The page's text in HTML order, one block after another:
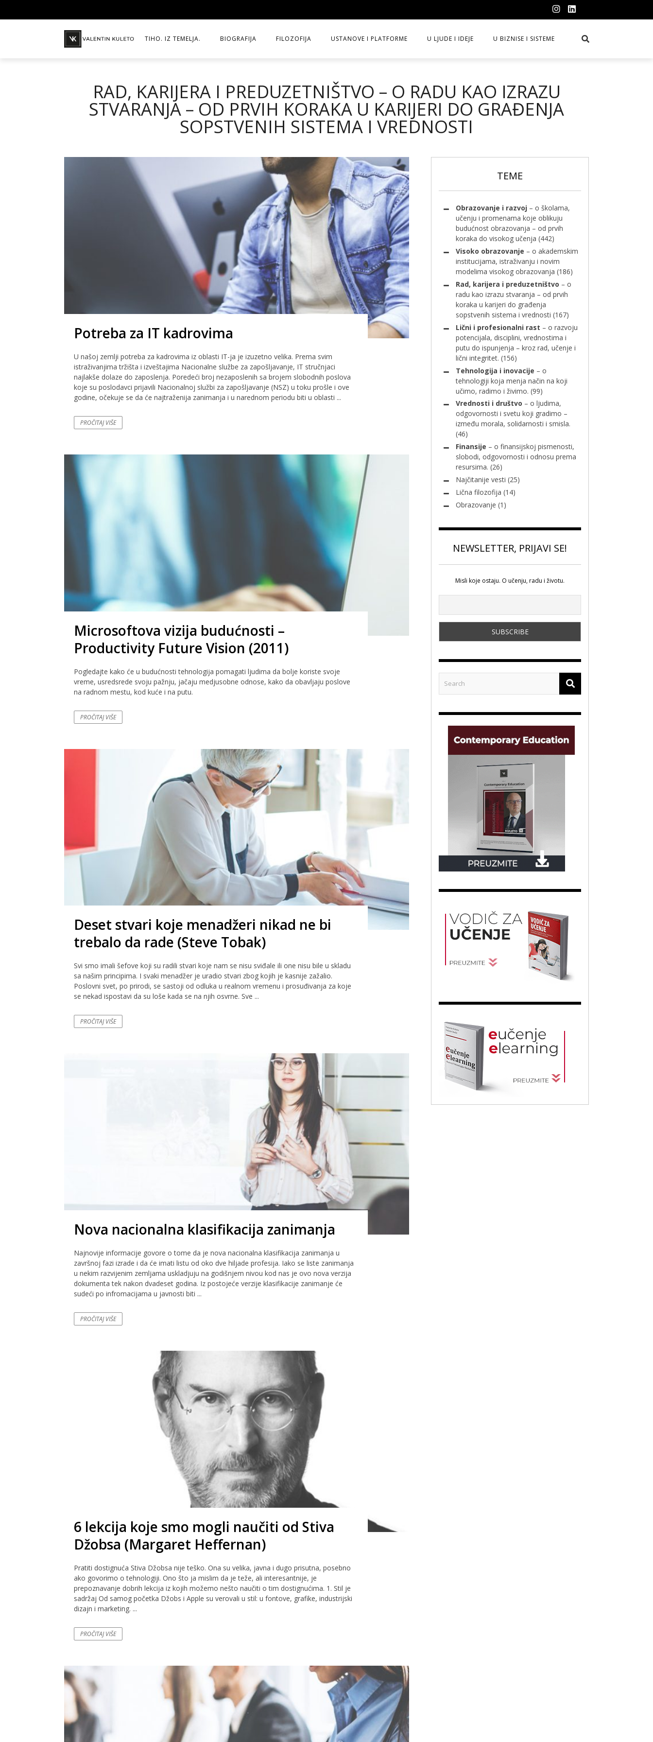
TIHO. IZ TEMELJA. BIOGRAFIJA FILOZOFIJA USTANOVE I PLATFORME U LJUDE I IDEJE U BIZNISE I SISTEME
RAD, KARIJERA I PREDUZETNIŠTVO – O RADU KAO IZRAZU
STVARANJA – OD PRVIH KORAKA U KARIJERI DO GRAĐENJA
SOPSTVENIH SISTEMA I VREDNOSTI
Potreba za IT kadrovima
U našoj zemlji potreba za kadrovima iz oblasti IT-ja je izuzetno velika. Prema svim
istraživanjima tržišta i izveštajima Nacionalne službe za zapošljavanje, IT stručnjaci
najlakše dolaze do zaposlenja. Poredeći broj nezaposlenih sa brojem slobodnih poslova
koje su poslodavci prijavili Nacionalnoj službi za zapošljavanje (NSZ) u toku prošle i ove
godine, očekuje se da će najtraženija zanimanja i u narednom periodu biti u oblasti ...
PROČITAJ VIŠE
Microsoftova vizija budućnosti –
Productivity Future Vision (2011)
Pogledajte kako će u budućnosti tehnologija pomagati ljudima da bolje koriste svoje
vreme, usredsrede svoju pažnju, jačaju medjusobne odnose, kako da obavljaju poslove
na radnom mestu, kod kuće i na putu.
PROČITAJ VIŠE
Deset stvari koje menadžeri nikad ne bi
trebalo da rade (Steve Tobak)
Svi smo imali šefove koji su radili stvari koje nam se nisu sviđale ili one nisu bile u skladu
sa našim principima. I svaki menadžer je uradio stvari zbog kojih je kasnije zažalio.
Poslovni svet, po prirodi, se sastoji od odluka u realnom vremenu i prosuđivanja za koje
se nekad ispostavi da su loše kada se na njih osvrne. Sve ...
PROČITAJ VIŠE
Nova nacionalna klasifikacija zanimanja
Najnovije informacije govore o tome da je nova nacionalna klasifikacija zanimanja u
završnoj fazi izrade i da će imati listu od oko dve hiljade profesija. Iako se liste zanimanja
u nekim razvijenim zemljama uskladjuju na godišnjem nivou kod nas je ovo nova verzija
dokumenta tek nakon dvadeset godina. Iz postojeće verzije klasifikacije zanimanje će
sudeći po infromacijama u javnosti biti ...
PROČITAJ VIŠE
6 lekcija koje smo mogli naučiti od Stiva
Džobsa (Margaret Heffernan)
Pratiti dostignuća Stiva Džobsa nije teško. Ona su velika, javna i dugo prisutna, posebno
ako govorimo o tehnologiji. Ono što ja mislim da je teže, ali interesantnije, je
prepoznavanje dobrih lekcija iz kojih možemo nešto naučiti o tim dostignućima. 1. Stil je
sadržaj Od samog početka Džobs i Apple su verovali u stil: u fontove, grafike, industrijski
dizajn i marketing. ...
PROČITAJ VIŠE
TEME
Obrazovanje i razvoj – o školama,
učenju i promenama koje oblikuju
budućnost obrazovanja – od prvih
koraka do visokog učenja (442)
Visoko obrazovanje – o akademskim
institucijama, istraživanju i novim
modelima visokog obrazovanja (186)
Rad, karijera i preduzetništvo – o
radu kao izrazu stvaranja – od prvih
koraka u karijeri do građenja
sopstvenih sistema i vrednosti (167)
Lični i profesionalni rast – o razvoju
potencijala, disciplini, vrednostima i
putu do ispunjenja – kroz rad, učenje i
lični integritet. (156)
Tehnologija i inovacije – o
tehnologiji koja menja način na koji
učimo, radimo i živimo. (99)
Vrednosti i društvo – o ljudima,
odgovornosti i svetu koji gradimo –
između morala, solidarnosti i smisla.
(46)
Finansije – o finansijskoj pismenosti,
slobodi, odgovornosti i odnosu prema
resursima. (26)
Najčitanije vesti (25)
Lična filozofija (14)
Obrazovanje (1)
NEWSLETTER, PRIJAVI SE!
Misli koje ostaju. O učenju, radu i životu.